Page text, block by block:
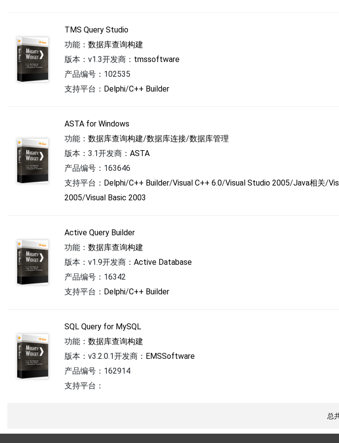
TMS Query Studio
功能： 数据库查询构建
版本：v1.3开发商： tmssoftware
产品编号：102535
支持平台： Delphi/C++ Builder
ASTA for Windows
功能： 数据库查询构建/数据库连接/数据库管理
版本：3.1开发商： ASTA
产品编号：163646
支持平台： Delphi/C++ Builder/Visual C++ 6.0/Visual Studio 2005/Java相关/
2005/Visual Basic 2003
Active Query Builder
功能： 数据库查询构建
版本：v1.9开发商： Active Database
产品编号：16342
支持平台： Delphi/C++ Builder
SQL Query for MySQL
功能： 数据库查询构建
版本：v3.2.0.1开发商： EMSSoftware
产品编号：162914
支持平台：
总